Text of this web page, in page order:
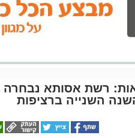
רשת אסותא
השנייה ברציפות